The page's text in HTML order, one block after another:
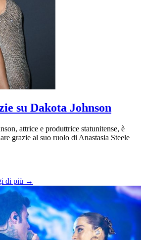
su Dakota Johnson
attrice e produttrice statunitense, è
grazie al suo ruolo di Anastasia Steele
di più →